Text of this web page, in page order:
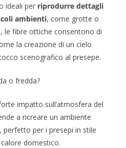
ideali per riprodurre dettagli
ambienti, come grotte o
le fibre ottiche consentono di
la creazione di un cielo
scenografico al presepe.
o fredda?
impatto sull’atmosfera del
a ricreare un ambiente
perfetto per i presepi in stile
domestico.